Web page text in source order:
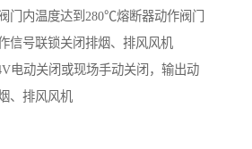
内温度达到280℃熔断器动作阀门
信号联锁关闭排烟、排风风机
动关闭或现场手动关闭，输出动
、排风风机